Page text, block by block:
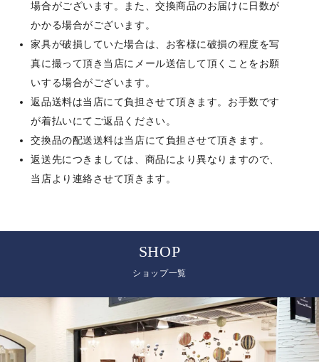
場合がございます。また、交換商品のお届けに日数が
かかる場合がございます。
家具が破損していた場合は、お客様に破損の程度を写
真に撮って頂き当店にメール送信して頂くことをお願
いする場合がございます。
返品送料は当店にて負担させて頂きます。お手数です
が着払いにてご返品ください。
交換品の配送送料は当店にて負担させて頂きます。
返送先につきましては、商品により異なりますので、
当店より連絡させて頂きます。
SHOP
ショップ一覧